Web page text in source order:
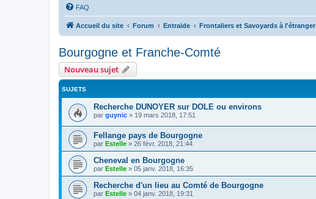
FAQ
Accueil du site Forum Entraide Frontaliers et Savoyards à l'étranger
Bourgogne et Franche-Comté
Nouveau sujet
SUJETS
Recherche DUNOYER sur DOLE ou environs
par guynic » 19 mars 2018, 17:51
Fellange pays de Bourgogne
par Estelle » 26 févr. 2018, 21:44
Cheneval en Bourgogne
par Estelle » 05 janv. 2018, 16:35
Recherche d'un lieu au Comté de Bourgogne
par Estelle » 04 janv. 2018, 19:31